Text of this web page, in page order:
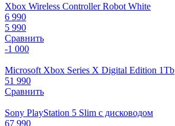
Xbox Wireless Controller Robot White
6 990
5 990
Сравнить
-1 000
Microsoft Xbox Series X Digital Edition 1Tb
51 990
Сравнить
Sony PlayStation 5 Slim с дисководом
67 990